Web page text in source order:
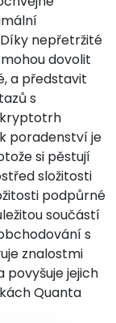
nepřetržité
dovolit
a představit
s
poradenství je
si pěstují
složitosti
podpůrné
součástí
s
znalostmi
jejich
Quanta